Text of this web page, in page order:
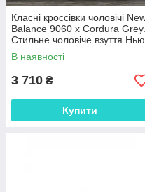
Класні кроссівки чоловічі
Balance 9060 x Cordura Grey.
Стильне чоловіче взуття Нью
Беленс 9060.
В наявності
3 710 ₴
Купити